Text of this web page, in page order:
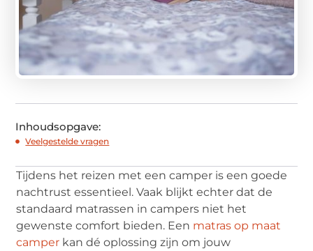
Inhoudsopgave:
Veelgestelde vragen
Tijdens het reizen met een camper is een goede
nachtrust essentieel. Vaak blijkt echter dat de
standaard matrassen in campers niet het
gewenste comfort bieden. Een matras op maat
camper kan dé oplossing zijn om jouw